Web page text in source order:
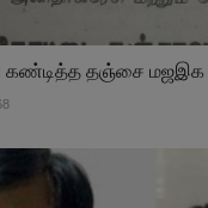
கண்டித்த தஞ்சை